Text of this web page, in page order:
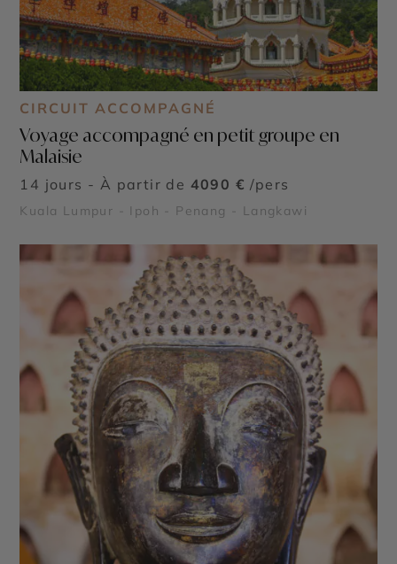
CIRCUIT ACCOMPAGNÉ
Voyage accompagné en petit groupe en
Malaisie
14 jours - À partir de 4090 € /pers
Kuala Lumpur - Ipoh - Penang - Langkawi